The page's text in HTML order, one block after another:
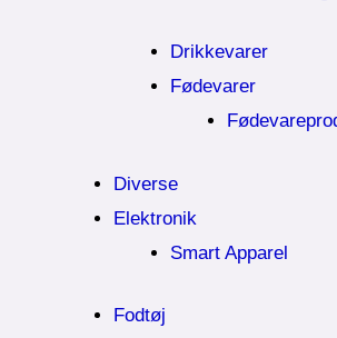
Drikkevarer
Fødevarer
Diverse
Elektronik
Smart Apparel
Fodtøj